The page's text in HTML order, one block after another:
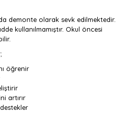
demonte olarak sevk edilmektedir.
kullanılmamıştır. Okul öncesi
öğrenir
artırır